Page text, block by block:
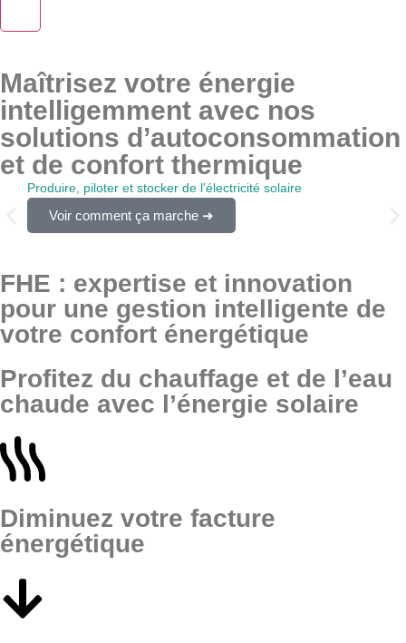
Maîtrisez votre énergie
intelligemment avec nos
solutions d’autoconsommation
et de confort thermique
Produire, piloter et stocker de l'électricité solaire
Voir comment ça marche ➜
FHE : expertise et innovation
pour une gestion intelligente de
votre confort énergétique
Profitez du chauffage et de l’eau
chaude avec l’énergie solaire
Diminuez votre facture
énergétique